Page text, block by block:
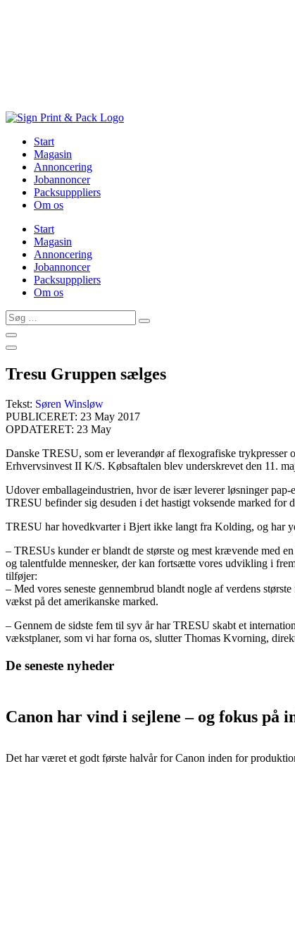
Start
Magasin
Annoncering
Jobannoncer
Packsupppliers
Om os
Start
Magasin
Annoncering
Jobannoncer
Packsupppliers
Om os
Søg
…
Tresu Gruppen sælges
Tekst: Søren Winsløw
PUBLICERET: 23 May 2017
OPDATERET: 23 May
Danske TRESU, som er leverandør af flexografiske
Erhvervsinvest II K/S. Købsaftalen blev underskrevet den 11.
Udover emballageindustrien, hvor de især leverer løsninger
TRESU befinder sig desuden i det hastigt voksende marked
TRESU har hovedkvarter i Bjert ikke langt fra Kolding, og har
– TRESUs kunder er blandt de største og mest krævende med
og talentfulde mennesker, der kan fortsætte vores udvikling i
tilføjer:
– Med vores seneste gennembrud blandt nogle af verdens
vækst på det amerikanske marked.
– Gennem de sidste fem til syv år har TRESU skabt et
vækstplaner, som vi har forna os, slutter Thomas Kvorning,
De seneste nyheder
Canon har vind i sejlene – og fokus på
Det har været et godt første halvår for Canon inden for